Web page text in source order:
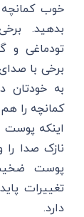
خوب
بدهید.
تودماغی و
برخی با
به خودتان
کمانچه را
اینکه
نازک صدا
پوست
تغییرات
دارد.